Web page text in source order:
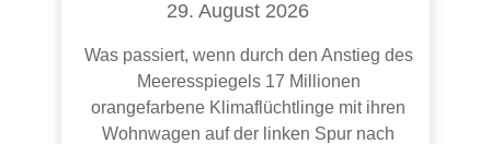
29. August 2026
Was passiert, wenn durch den Anstieg des
Meeresspiegels 17 Millionen
orangefarbene Klimaflüchtlinge mit ihren
Wohnwagen auf der linken Spur nach